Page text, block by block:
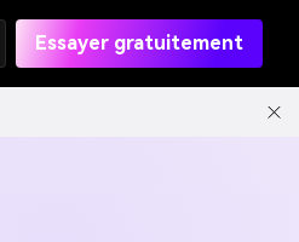
Essayer gratuitement